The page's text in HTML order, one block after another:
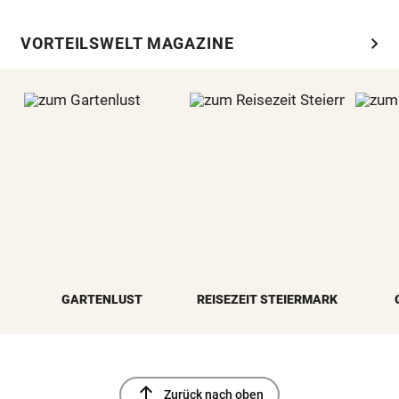
VORTEILSWELT MAGAZINE chevron_right
GARTENLUST REISEZEIT STEIERMARK
Zurück nach oben